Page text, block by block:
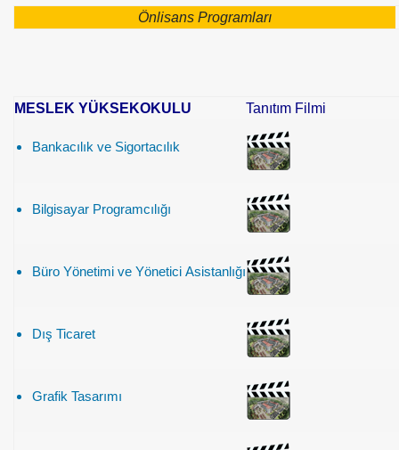
Önlisans Programları
MESLEK YÜKSEKOKULU Tanıtım Filmi
Bankacılık ve Sigortacılık
Bilgisayar Programcılığı
Büro Yönetimi ve Yönetici Asistanlığı
Dış Ticaret
Grafik Tasarımı